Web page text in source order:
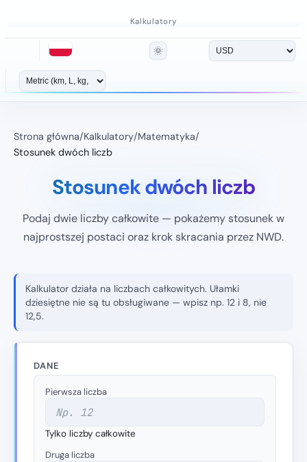
Kalkulatory
🌞
Strona główna/Kalkulatory/Matematyka/
Stosunek dwóch liczb
Stosunek dwóch liczb
Podaj dwie liczby całkowite — pokażemy stosunek w
najprostszej postaci oraz krok skracania przez NWD.
Kalkulator działa na liczbach całkowitych. Ułamki
dziesiętne nie są tu obsługiwane — wpisz np. 12 i 8, nie
12,5.
DANE
Pierwsza liczba
Tylko liczby całkowite
Druga liczba